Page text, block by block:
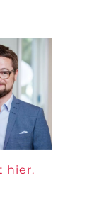
hier.